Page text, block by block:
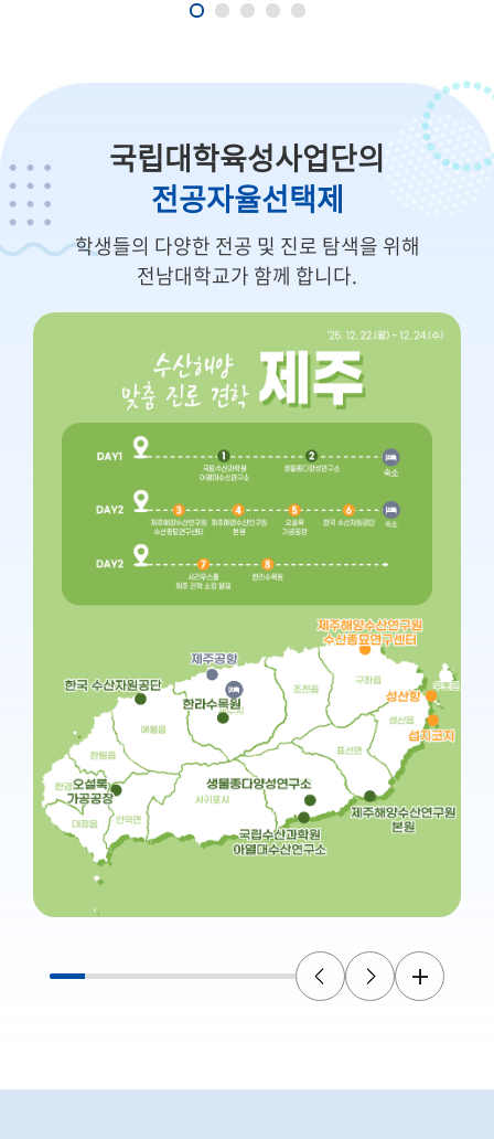
국립대학육성사업단의
전공자율선택제
학생들의 다양한 전공 및 진로 탐색을 위해
전남대학교가 함께 합니다.